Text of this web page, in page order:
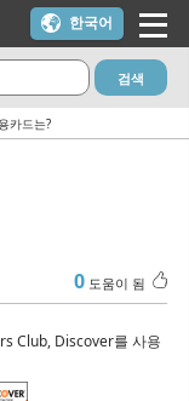
Editorお
can3, moc3)
작하지 않습니다
용하고 싶다
에서 사용할 수
검색
카드는?
0 도움이 됨
Club, Discover를 사용
한국어